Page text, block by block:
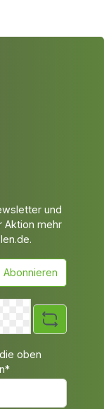
und
Aktion mehr
Abonnieren
oben